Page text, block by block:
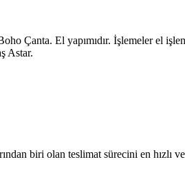
Çanta. El yapımıdır. İşlemeler el
Astar.
biri olan teslimat sürecini en